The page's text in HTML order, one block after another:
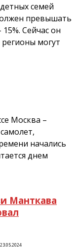
семей
превышать
Сейчас он
регионы могут
Москва –
начались
днем
Манткава
23.05.2024